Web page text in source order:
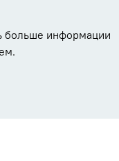
больше информации